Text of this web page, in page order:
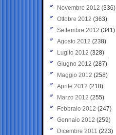
Novembre 2012 (336)
Ottobre 2012 (363)
Settembre 2012 (341)
Agosto 2012 (238)
Luglio 2012 (328)
Giugno 2012 (287)
Maggio 2012 (258)
Aprile 2012 (218)
Marzo 2012 (255)
Febbraio 2012 (247)
Gennaio 2012 (259)
Dicembre 2011 (223)